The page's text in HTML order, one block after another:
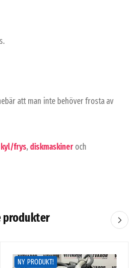
att man inte behöver frosta av
kyl/frys, diskmaskineroch
produkter
NY PRODUKT!